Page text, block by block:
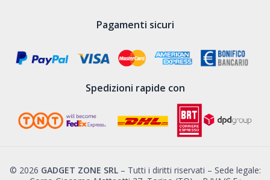
Pagamenti sicuri
Spedizioni rapide con
© 2026 GADGET ZONE SRL– Tutti i diritti riservati – Sede legale: